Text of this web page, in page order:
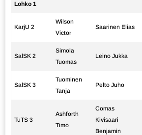
Lohko 1
KarjU 2
Wilson
Victor
Saarinen Elias
SalSK 2
Simola
Tuomas
Leino Jukka
SalSK 3
Tuominen
Tanja
Pelto Juho
TuTS 3
Ashforth
Timo
Comas
Kivisaari
Benjamin